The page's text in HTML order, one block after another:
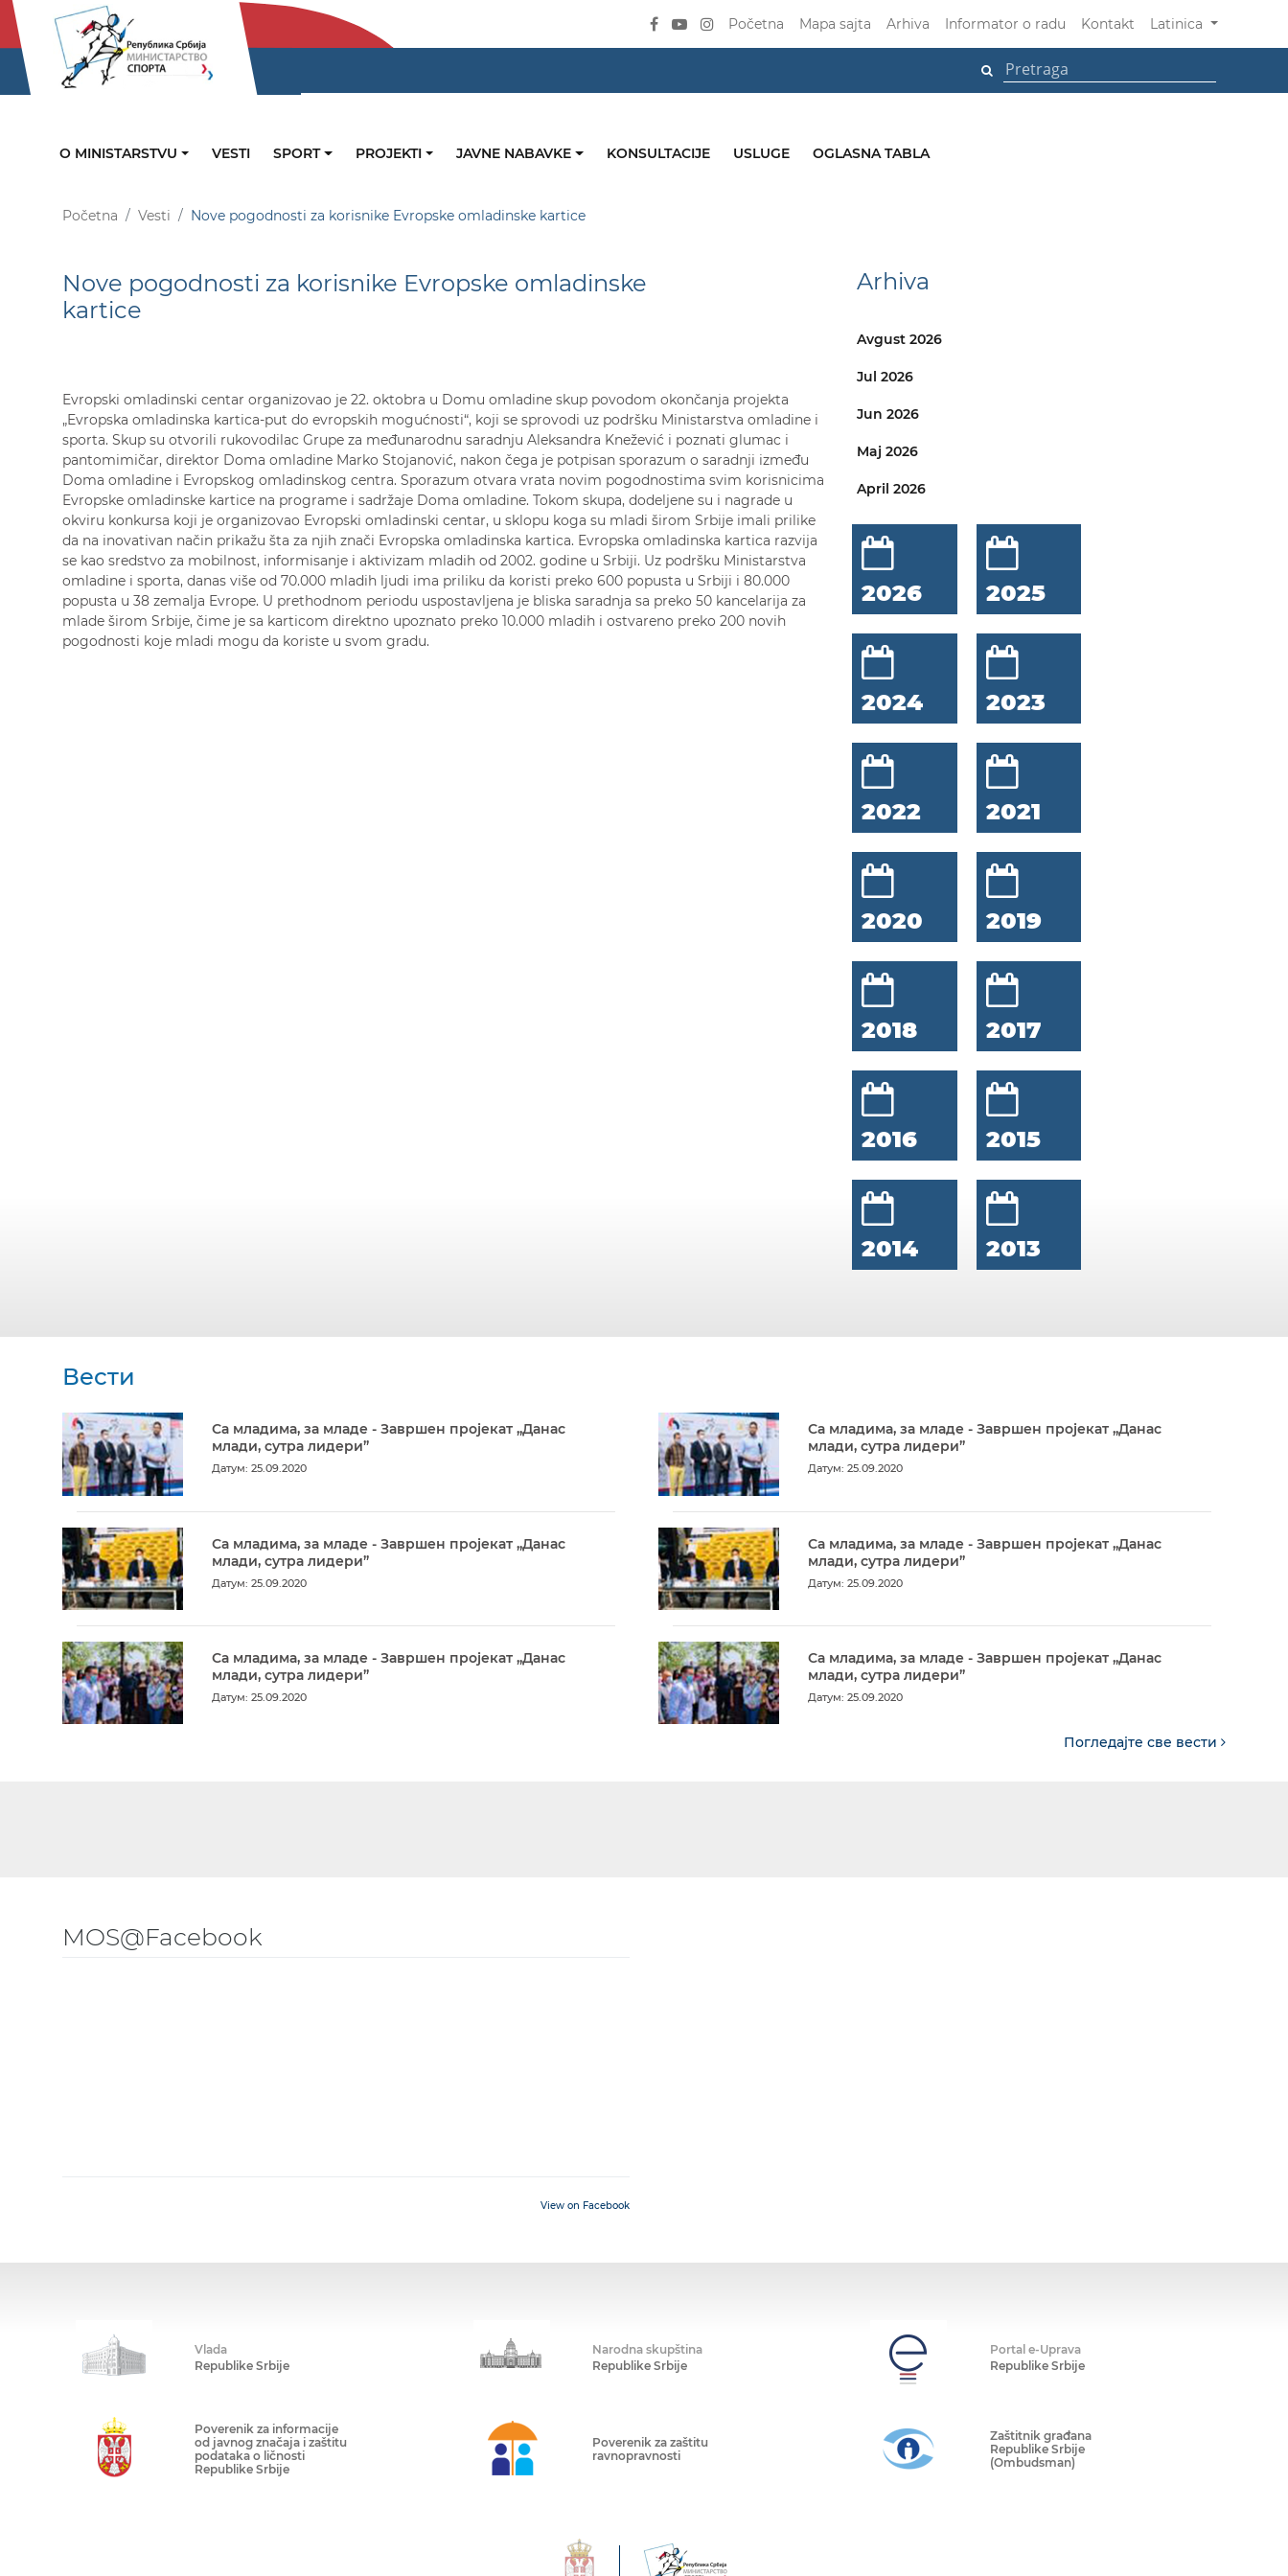
Početna Mapa sajta Arhiva Informator o radu Kontakt Latinica
O MINISTARSTVU VESTI SPORT PROJEKTI JAVNE NABAVKE KONSULTACIJE USLUGE OGLASNA TABLA
Početna Vesti Nove pogodnosti za korisnike Evropske omladinske kartice
Nove pogodnosti za korisnike Evropske omladinske
kartice
Evropski omladinski centar organizovao je 22. oktobra u Domu omladine skup povodom okončanja projekta
„Evropska omladinska kartica-put do evropskih mogućnosti“, koji se sprovodi uz podršku Ministarstva omladine i
sporta. Skup su otvorili rukovodilac Grupe za međunarodnu saradnju Aleksandra Knežević i poznati glumac i
pantomimičar, direktor Doma omladine Marko Stojanović, nakon čega je potpisan sporazum o saradnji između
Doma omladine i Evropskog omladinskog centra. Sporazum otvara vrata novim pogodnostima svim korisnicima
Evropske omladinske kartice na programe i sadržaje Doma omladine. Tokom skupa, dodeljene su i nagrade u
okviru konkursa koji je organizovao Evropski omladinski centar, u sklopu koga su mladi širom Srbije imali prilike
da na inovativan način prikažu šta za njih znači Evropska omladinska kartica. Evropska omladinska kartica razvija
se kao sredstvo za mobilnost, informisanje i aktivizam mladih od 2002. godine u Srbiji. Uz podršku Ministarstva
omladine i sporta, danas više od 70.000 mladih ljudi ima priliku da koristi preko 600 popusta u Srbiji i 80.000
popusta u 38 zemalja Evrope. U prethodnom periodu uspostavljena je bliska saradnja sa preko 50 kancelarija za
mlade širom Srbije, čime je sa karticom direktno upoznato preko 10.000 mladih i ostvareno preko 200 novih
pogodnosti koje mladi mogu da koriste u svom gradu.
Arhiva
Avgust 2026
Jul 2026
Jun 2026
Maj 2026
April 2026
2026 2025
2024 2023
2022 2021
2020 2019
2018 2017
2016 2015
2014 2013
Вести
Са младима, за младе - Завршен пројекат „Данас
млади, сутра лидери”
Датум: 25.09.2020
Са младима, за младе - Завршен пројекат „Данас
млади, сутра лидери”
Датум: 25.09.2020
Са младима, за младе - Завршен пројекат „Данас
млади, сутра лидери”
Датум: 25.09.2020
Са младима, за младе - Завршен пројекат „Данас
млади, сутра лидери”
Датум: 25.09.2020
Са младима, за младе - Завршен пројекат „Данас
млади, сутра лидери”
Датум: 25.09.2020
Са младима, за младе - Завршен пројекат „Данас
млади, сутра лидери”
Датум: 25.09.2020
Погледајте све вести
MOS@Facebook
View on Facebook
Vlada
Republike Srbije
Narodna skupština
Republike Srbije
Portal e-Uprava
Republike Srbije
Poverenik za informacije
od javnog značaja i zaštitu
podataka o ličnosti
Republike Srbije
Poverenik za zaštitu
ravnopravnosti
Zaštitnik građana
Republike Srbije
(Ombudsman)